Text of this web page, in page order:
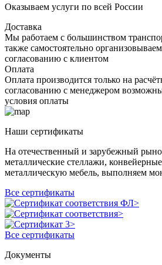
Оказываем услуги по всей России
Доставка
Мы работаем с большинством
также самостоятельно
согласованию с клиентом
Оплата
Оплата производится только на
согласованию с менеджером
условия оплаты
Наши сертификаты
На отечественный и зарубежный
металлические стеллажи,
металлическую мебель, выполняем
Все сертификаты
Все сертификаты
Документы